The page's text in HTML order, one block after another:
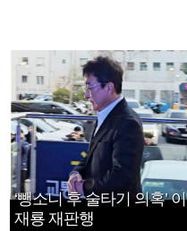
‘뺑소니 후 술타기 의혹’ 이
재룡 재판행